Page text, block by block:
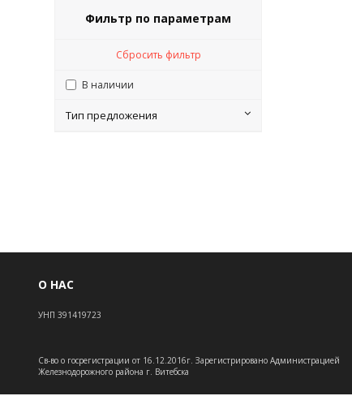
Фильтр по параметрам
Сбросить фильтр
В наличии
Тип предложения
О НАС
УНП 391419723
Св-во о госрегистрации от 16.12.2016г. Зарегистрировано Администрацией
Железнодорожного района г. Витебска